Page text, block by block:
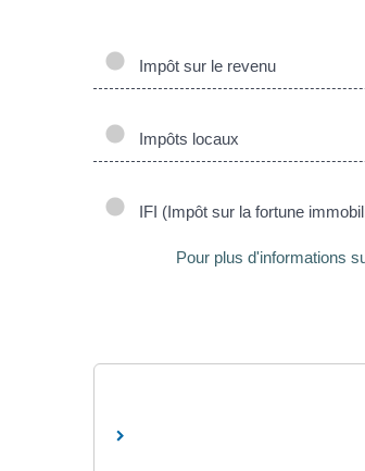
Impôt sur le revenu
Impôts locaux
IFI (Impôt sur la fortune
Pour plus d'informations